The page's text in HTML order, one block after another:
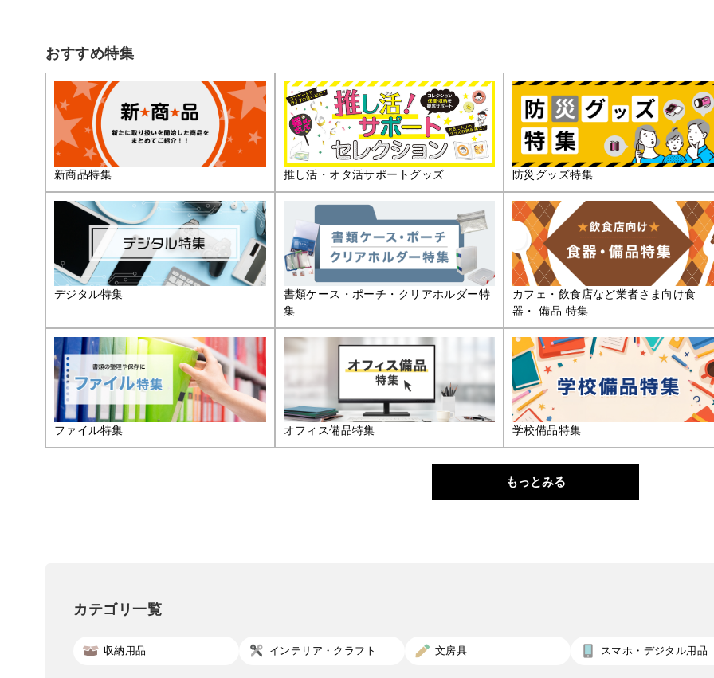
おすすめ特集
新商品特集 推し活・オタ活サポートグッズ 防災グッズ特集
デジタル特集
書類ケース・ポーチ・クリアホルダー特
集
カフェ・飲食店など業者さま向け食
器・ 備品 特集
ファイル特集 オフィス備品特集 学校備品特集
もっとみる
カテゴリ一覧
収納用品 インテリア・クラフト 文房具 スマホ・デジタル用品